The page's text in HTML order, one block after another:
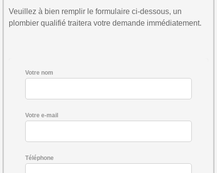
Veuillez à bien remplir le formulaire ci-dessous, un
plombier qualifié traitera votre demande immédiatement.
Votre nom
Votre e-mail
Téléphone